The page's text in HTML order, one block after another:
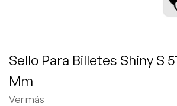
Sello Para Billetes Shiny S
Mm
Ver más